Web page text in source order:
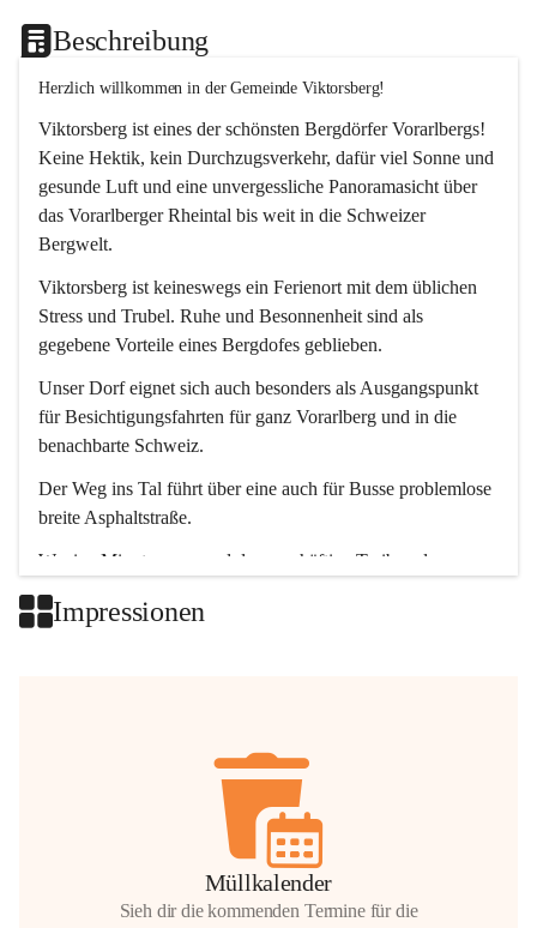
Beschreibung
Herzlich willkommen in der Gemeinde Viktorsberg!
Viktorsberg ist eines der schönsten Bergdörfer Vorarlbergs!
Keine Hektik, kein Durchzugsverkehr, dafür viel Sonne und
gesunde Luft und eine unvergessliche Panoramasicht über
das Vorarlberger Rheintal bis weit in die Schweizer
Bergwelt.
Viktorsberg ist keineswegs ein Ferienort mit dem üblichen
Stress und Trubel. Ruhe und Besonnenheit sind als
gegebene Vorteile eines Bergdofes geblieben.
Unser Dorf eignet sich auch besonders als Ausgangspunkt
für Besichtigungsfahrten für ganz Vorarlberg und in die
benachbarte Schweiz.
Der Weg ins Tal führt über eine auch für Busse problemlose
breite Asphaltstraße.
Wenige Minuten nur, und das geschäftige Treiben der
Impressionen
Müllkalender
Sieh dir die kommenden Termine für die